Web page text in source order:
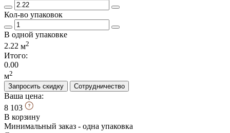
Кол-во упаковок
В одной упаковке
2.22 м2
Итого:
0.00
м2
Запросить скидку
Сотрудничество
Ваша цена:
8 103
В корзину
Минимальный заказ - одна упаковка